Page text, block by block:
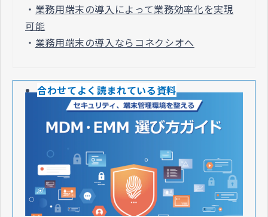
・ 業務用端末の導入によって業務効率化を実現
可能
・ 業務用端末の導入ならコネクシオへ
合わせてよく読まれている資料